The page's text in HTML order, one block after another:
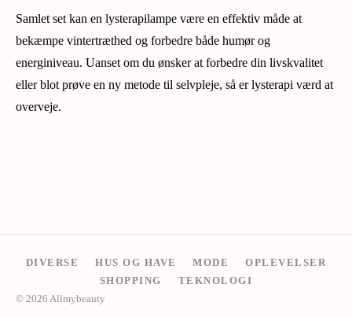
Samlet set kan en lysterapilampe være en effektiv måde at
bekæmpe vintertræthed og forbedre både humør og
energiniveau. Uanset om du ønsker at forbedre din livskvalitet
eller blot prøve en ny metode til selvpleje, så er lysterapi værd at
overveje.
DIVERSE HUS OG HAVE MODE
OPLEVELSER
SHOPPING
TEKNOLOGI
© 2026 Allmybeauty